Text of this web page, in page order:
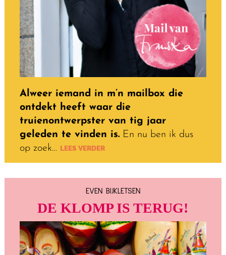
Alweer iemand in m’n mailbox die
ontdekt heeft waar die
truienontwerpster van tig jaar
geleden te vinden is.En nu ben ik dus
op zoek… LEES VERDER
EVEN BIJKLETSEN
DE KLOMP IS TERUG!